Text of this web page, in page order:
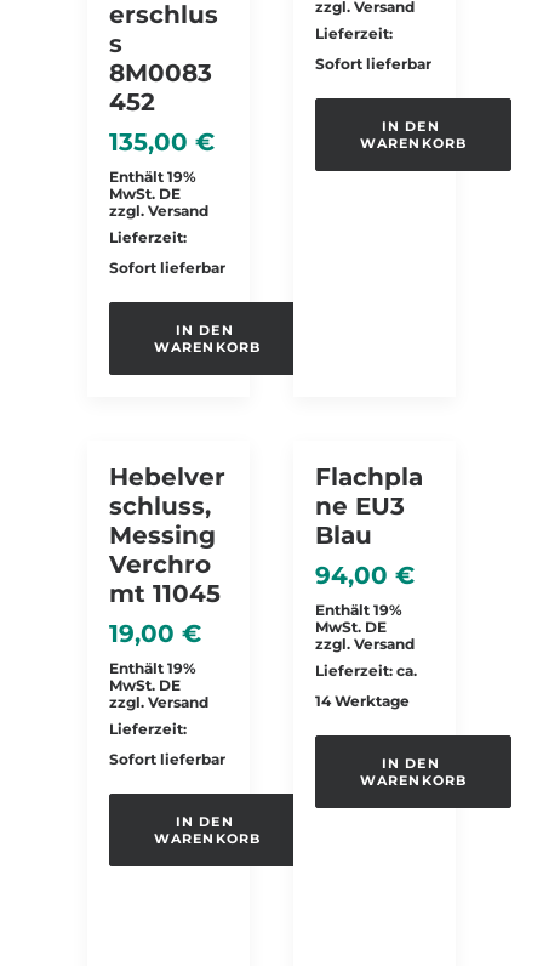
Erschlus
S
8M0083
452
135,00 €
Enthält 19%
MwSt. DE
zzgl. Versand
Lieferzeit:
Sofort lieferbar
IN DEN
WARENKORB
zzgl. Versand
Lieferzeit:
Sofort lieferbar
IN DEN
WARENKORB
Hebelver
Schluss,
Messing
Verchro
Mt 11045
19,00 €
Enthält 19%
MwSt. DE
zzgl. Versand
Lieferzeit:
Sofort lieferbar
IN DEN
WARENKORB
Flachpla
Ne EU3
Blau
94,00 €
Enthält 19%
MwSt. DE
zzgl. Versand
Lieferzeit: ca.
14 Werktage
IN DEN
WARENKORB